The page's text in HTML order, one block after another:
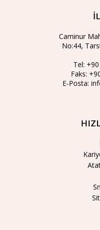
Caminur
No:44,
Tel:
Faks:
E-Posta: